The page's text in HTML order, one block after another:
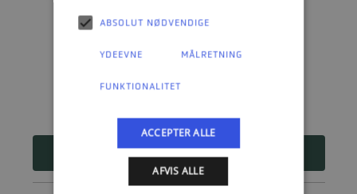
35.710DKK
ABSOLUT NØDVENDIGE
YDEEVNE MÅLRETNING
FUNKTIONALITET
ACCEPTER ALLE
AFVIS ALLE